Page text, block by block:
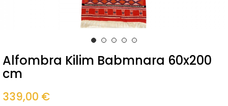
Alfombra Kilim Babmnara 60x200
cm
339,00 €